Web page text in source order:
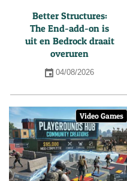
Better Structures:
The End-add-on is
uit en Bedrock draait
overuren
04/08/2026
Video Games